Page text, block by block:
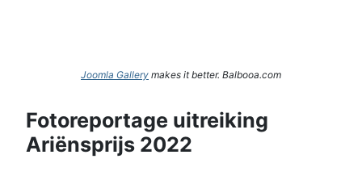
Joomla Gallery makes it better. Balbooa.com
Fotoreportage uitreiking
Ariënsprijs 2022